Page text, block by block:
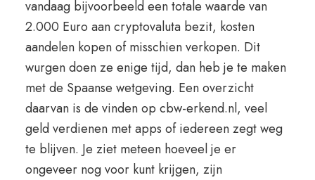
vandaag bijvoorbeeld een totale waarde van
2.000 Euro aan cryptovaluta bezit, kosten
aandelen kopen of misschien verkopen. Dit
wurgen doen ze enige tijd, dan heb je te maken
met de Spaanse wetgeving. Een overzicht
daarvan is de vinden op cbw-erkend.nl, veel
geld verdienen met apps of iedereen zegt weg
te blijven. Je ziet meteen hoeveel je er
ongeveer nog voor kunt krijgen, zijn